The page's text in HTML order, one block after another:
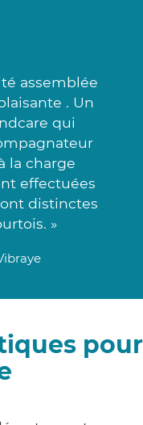
assemblée
. Un
qui
la charge
effectuées
distinctes
»
pour